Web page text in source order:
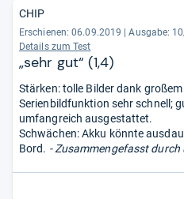
CHIP
Erschienen: 06.09.2019 | Ausgabe:
Details zum Test
„sehr gut“ (1,4)
Stärken: tolle Bilder dank
Serienbildfunktion sehr schnell;
umfangreich ausgestattet.
Schwächen: Akku könnte
Bord. - Zusammengefasst durch